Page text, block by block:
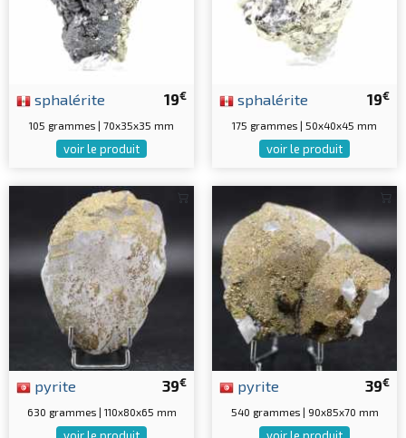
19€
sphalérite
105 grammes | 70x35x35 mm
voir le produit
19€
sphalérite
175 grammes | 50x40x45 mm
voir le produit
39€
pyrite
630 grammes | 110x80x65 mm
39€
pyrite
540 grammes | 90x85x70 mm